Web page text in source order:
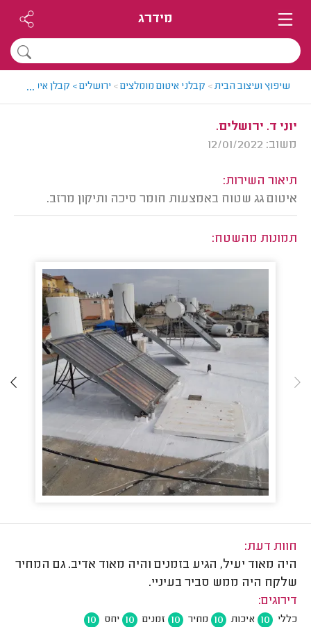
מידרג
שיפוץ ועיצוב הבית> קבלני איטום מומלצים> ירושלים > קבלן איטום
...
יוני ד. ירושלים.
משוב: 12/01/2022
תיאור השירות:
איטום גג שטוח באמצעות חומר סיכה ותיקון מרזב.
תמונות מהשטח:
חוות דעת:
היה מאוד יעיל, הגיע בזמנים והיה מאוד אדיב. גם המחיר
שלקח היה ממש סביר בעיניי.
דירוגים:
כללי 10 איכות 10 מחיר 10 זמנים 10 יחס 10